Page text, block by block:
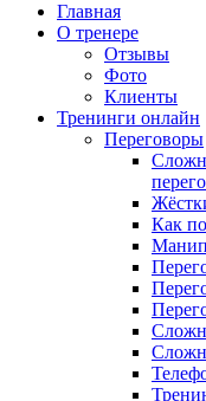
Главная
О тренере
Отзывы
Фото
Клиенты
Тренинги онлайн
Переговоры
Как